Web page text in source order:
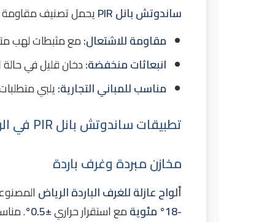
ساندوتش بانل PIR يحمل تصنيف
مقاومة للاشتعال:مع مثبطات لهب
انبعاثات منخفضة:دخان قليل في حالة
مناسب للمباني التجارية: يلبي
تطبيقات ساندوتش بانل PIR في الرياض
مخازن مبردة وغرف باردة
ألواح عازلة للغرف الباردة الرياض
-18° مئوية
مع استقرار حراري±0.5°
.